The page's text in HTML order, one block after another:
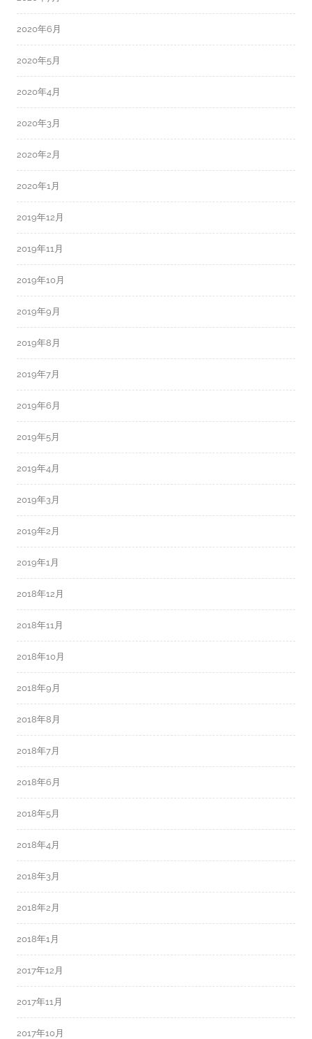
2020年6月
2020年5月
2020年4月
2020年3月
2020年2月
2020年1月
2019年12月
2019年11月
2019年10月
2019年9月
2019年8月
2019年7月
2019年6月
2019年5月
2019年4月
2019年3月
2019年2月
2019年1月
2018年12月
2018年11月
2018年10月
2018年9月
2018年8月
2018年7月
2018年6月
2018年5月
2018年4月
2018年3月
2018年2月
2018年1月
2017年12月
2017年11月
2017年10月